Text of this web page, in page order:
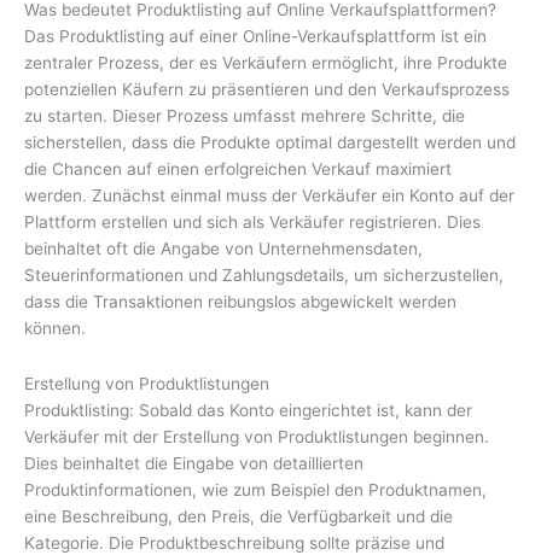
Was bedeutet Produktlisting auf Online Verkaufsplattformen?
Das Produktlisting auf einer Online-Verkaufsplattform ist ein
zentraler Prozess, der es Verkäufern ermöglicht, ihre Produkte
potenziellen Käufern zu präsentieren und den Verkaufsprozess
zu starten. Dieser Prozess umfasst mehrere Schritte, die
sicherstellen, dass die Produkte optimal dargestellt werden und
die Chancen auf einen erfolgreichen Verkauf maximiert
werden. Zunächst einmal muss der Verkäufer ein Konto auf der
Plattform erstellen und sich als Verkäufer registrieren. Dies
beinhaltet oft die Angabe von Unternehmensdaten,
Steuerinformationen und Zahlungsdetails, um sicherzustellen,
dass die Transaktionen reibungslos abgewickelt werden
können.
Erstellung von Produktlistungen
Produktlisting: Sobald das Konto eingerichtet ist, kann der
Verkäufer mit der Erstellung von Produktlistungen beginnen.
Dies beinhaltet die Eingabe von detaillierten
Produktinformationen, wie zum Beispiel den Produktnamen,
eine Beschreibung, den Preis, die Verfügbarkeit und die
Kategorie. Die Produktbeschreibung sollte präzise und